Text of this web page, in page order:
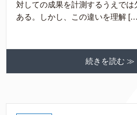
対しての成果を計測するうえでは
ある。しかし、この違いを理解
続きを読む ≫